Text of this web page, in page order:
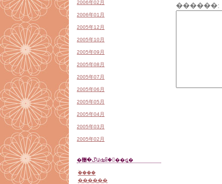
2006年02月
2006年01月
2005年12月
2005年10月
2005年09月
2005年08月
2005年07月
2005年06月
2005年05月
2005年04月
2005年03月
2005年02月
�ڱ�޴Աʥᥤ�󥵥��ȡ�
�ۡ���
������
������: